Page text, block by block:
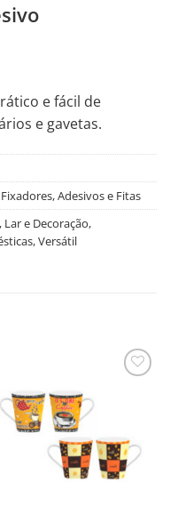
e fácil de
e gavetas.
Fixadores, Adesivos e Fitas
, Lar e Decoração,
,Versátil